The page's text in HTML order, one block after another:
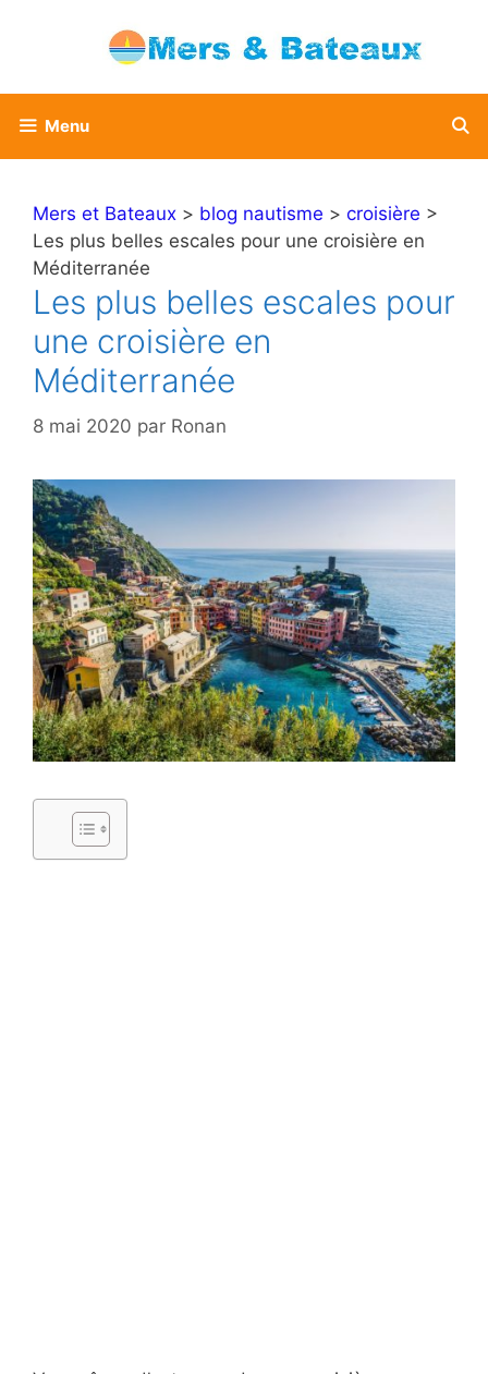
Menu
Mers et Bateaux > blog nautisme > croisière >
Les plus belles escales pour une croisière en
Méditerranée
Les plus belles escales pour
une croisière en
Méditerranée
8 mai 2020 par Ronan